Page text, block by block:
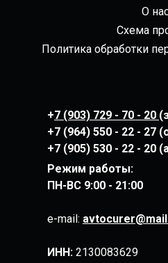
О
Схема
Политика обработки
+7 (903) 729 - 70 - 20
+7 (964) 550 - 22 - 27
+7 (905) 530 - 22 - 20
Режим работы:
ПН-ВС 9:00 - 21:00
e-mail:
ИНН: 2130083629